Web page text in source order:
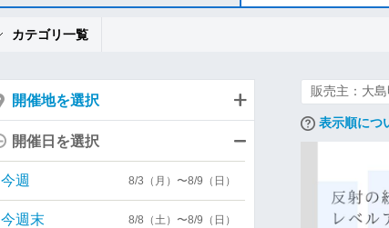
カテゴリ一覧
販売主：大
表示順につ
開催地を選択
開催日を選択
今週 8/3（月）〜8/9（日）
今週末 8/8（土）〜8/9（日）